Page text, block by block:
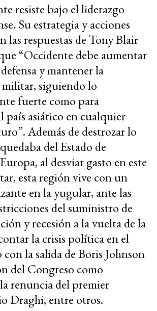
resiste bajo el liderazgo
Su estrategia y acciones
las respuestas de Tony Blair
“Occidente debe aumentar
y mantener la
siguiendo lo
fuerte como para
país asiático en cualquier
Además de destrozar lo
del Estado de
al desviar gasto en este
esta región vive con un
en la yugular, ante las
del suministro de
y recesión a la vuelta de la
la crisis política en el
la salida de Boris Johnson
del Congreso como
renuncia del premier
Draghi, entre otros.